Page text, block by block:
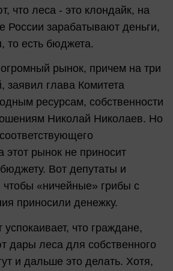
что леса - это клондайк, на
России зарабатывают деньги,
то есть бюджета.
рынок, причем на три
заявил глава Комитета
ресурсам, собственности
Николай Николаев. Но
этот рынок не приносит
Вот депутаты и
чтобы «ничейные» грибы с
приносили денежку.
что граждане,
дары леса для собственного
и дальше это делать. Хотя,